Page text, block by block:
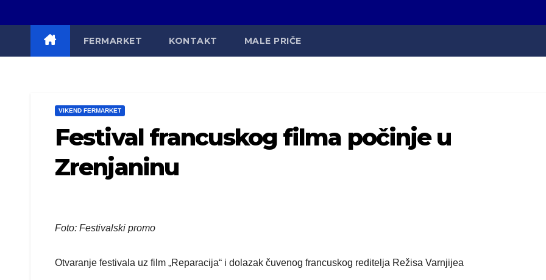
FERMARKET KONTAKT MALE PRIČE
VIKEND FERMARKET
Festival francuskog filma počinje u
Zrenjaninu
Foto: Festivalski promo
Otvaranje festivala uz film „Reparacija“ i dolazak čuvenog francuskog reditelja Režisa Varnjijea